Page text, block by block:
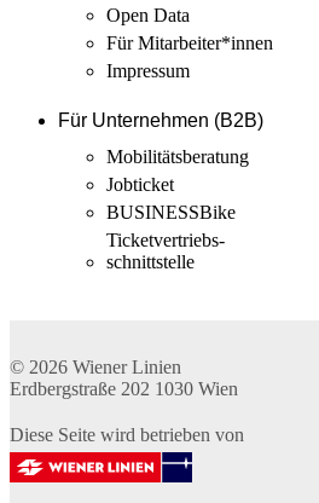
Open Data
Für Mitarbeiter­*innen
Impressum
Für Unternehmen (B2B)
Mobilitäts­beratung
Jobticket
BUSINESSBike
Ticketvertriebs­
schnittstelle
© 2026 Wiener Linien
Erdbergstraße 202 1030 Wien
Diese Seite wird betrieben von